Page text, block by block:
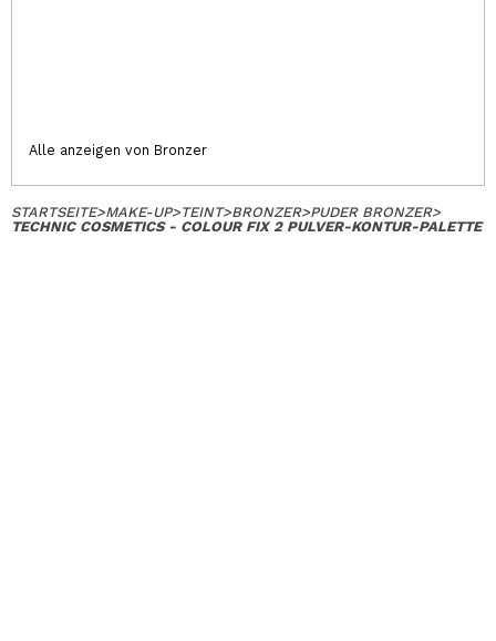
Alle anzeigen von Bronzer
STARTSEITE>MAKE-UP>TEINT>BRONZER>PUDER BRONZER>
TECHNIC COSMETICS - COLOUR FIX 2 PULVER-KONTUR-PALETTE